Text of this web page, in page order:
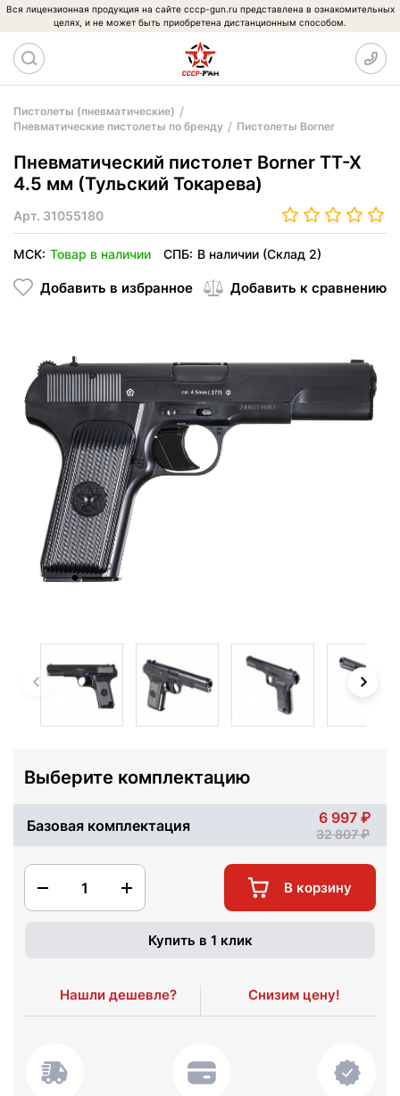
Вся лицензионная продукция на сайте cccp-gun.ru представлена в ознакомительных
целях, и не может быть приобретена дистанционным способом.
Пистолеты (пневматические)
Пневматические пистолеты по бренду
Пистолеты Borner
Пневматический пистолет Borner TT-X
4.5 мм (Тульский Токарева)
Арт. 31055180
МСК: Товар в наличии СПБ: В наличии (Склад 2)
Добавить в избранное Добавить к сравнению
Выберите комплектацию
Базовая комплектация 6 997
32 807
1 В корзину
Купить в 1 клик
Нашли дешевле? Снизим цену!